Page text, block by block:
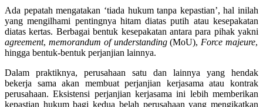
Ada pepatah mengatakan ‘tiada hukum tanpa kepastian’, hal inilah
yang mengilhami pentingnya hitam diatas putih atau kesepakatan
diatas kertas. Berbagai bentuk kesepakatan antara para pihak yakni
agreement, memorandum of understanding(MoU), Force majeure,
hingga bentuk-bentuk perjanjian lainnya.
Dalam praktiknya, perusahaan satu dan lainnya yang hendak
bekerja sama akan membuat perjanjian kerjasama atau kontrak
perusahaan. Eksistensi perjanjian kerjasama ini lebih memberikan
kepastian hukum bagi kedua belah perusahaan yang mengikatkan